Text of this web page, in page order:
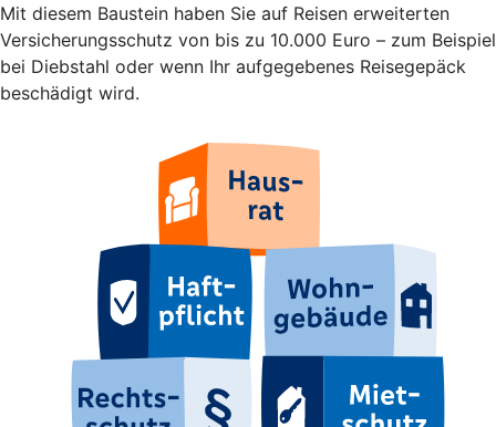
Mit diesem Baustein haben Sie auf Reisen erweiterten
Versicherungsschutz von bis zu 10.000 Euro – zum Beispiel
bei Diebstahl oder wenn Ihr aufgegebenes Reisegepäck
beschädigt wird.